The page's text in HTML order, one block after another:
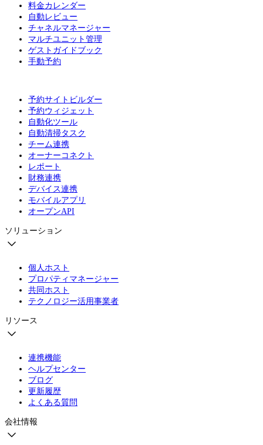
料金カレンダー
自動レビュー
チャネルマネージャー
マルチユニット管理
ゲストガイドブック
手動予約
予約サイトビルダー
予約ウィジェット
自動化ツール
自動清掃タスク
チーム連携
オーナーコネクト
レポート
財務連携
デバイス連携
モバイルアプリ
オープンAPI
ソリューション
個人ホスト
プロパティマネージャー
共同ホスト
テクノロジー活用事業者
リソース
連携機能
ヘルプセンター
ブログ
更新履歴
よくある質問
会社情報